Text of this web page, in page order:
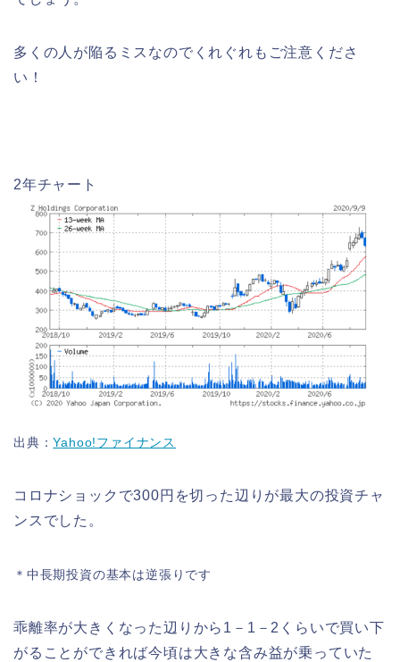
多くの人が陥るミスなのでくれぐれもご注意くださ
い！
2年チャート
出典：Yahoo!ファイナンス
コロナショックで300円を切った辺りが最大の投資チャ
ンスでした。
＊中長期投資の基本は逆張りです
乖離率が大きくなった辺りから1－1－2くらいで買い下
がることができれば今頃は大きな含み益が乗っていた